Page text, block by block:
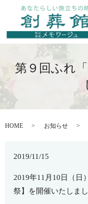
第９回ふれ
HOME お知らせ
2019/11/15
2019年11月10日（日
祭】を開催いたしま